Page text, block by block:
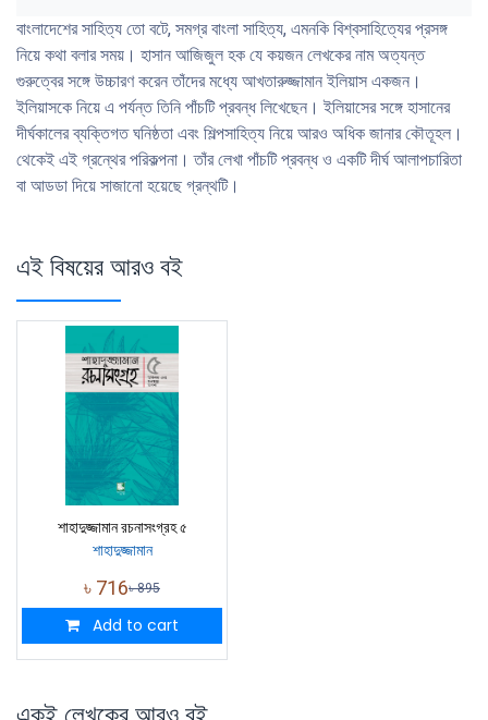
বাংলাদেশের সাহিত্য তাে বটে, সমগ্র বাংলা সাহিত্য, এমনকি বিশ্বসাহিত্যের প্রসঙ্গ
নিয়ে কথা বলার সময়। হাসান আজিজুল হক যে কয়জন লেখকের নাম অত্যন্ত
গুরুত্বের সঙ্গে উচ্চারণ করেন তাঁদের মধ্যে আখতারুজ্জামান ইলিয়াস একজন।
ইলিয়াসকে নিয়ে এ পর্যন্ত তিনি পাঁচটি প্রবন্ধ লিখেছেন। ইলিয়াসের সঙ্গে হাসানের
দীর্ঘকালের ব্যক্তিগত ঘনিষ্ঠতা এবং শিল্পসাহিত্য নিয়ে আরও অধিক জানার কৌতূহল।
থেকেই এই গ্রন্থের পরিকল্পনা। তাঁর লেখা পাঁচটি প্রবন্ধ ও একটি দীর্ঘ আলাপচারিতা
বা আডডা দিয়ে সাজানাে হয়েছে গ্রন্থটি।
এই বিষয়ের আরও বই
শাহাদুজ্জামান রচনাসংগ্রহ ৫
শাহাদুজ্জামান
৳ 716৳895
Add to cart